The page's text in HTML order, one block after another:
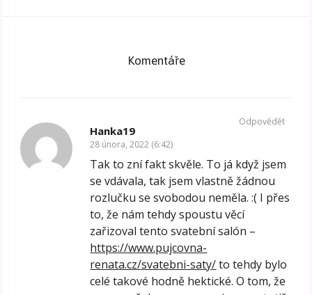
Komentáře
Hanka19
28 února, 2022 (6:42)
Tak to zní fakt skvěle. To já když jsem
se vdávala, tak jsem vlastně žádnou
rozlučku se svobodou neměla. :( I přes
to, že nám tehdy spoustu věcí
zařizoval tento svatební salón –
https://www.pujcovna-
renata.cz/svatebni-saty/to tehdy bylo
celé takové hodně hektické. O tom, že
Odpovědět